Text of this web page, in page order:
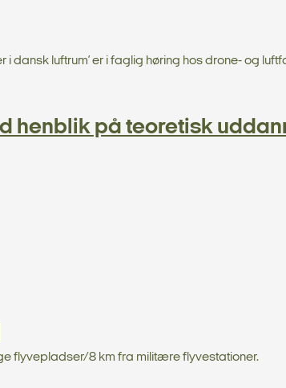
i dansk luftrum’ er i faglig høring hos drone- og
henblik på teoretisk
flyvepladser/8 km fra militære flyvestationer.